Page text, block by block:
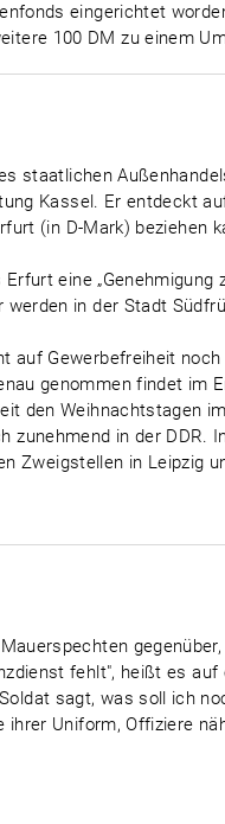
eingerichtet
100 DM zu einem
staatlichen
Kassel. Er entdeckt
(in D-Mark) beziehen
eine
in der Stadt
auf Gewerbefreiheit
genommen findet
den Weihnachtstagen
zunehmend in der
Zweigstellen in Leipzig
fehlt", heißt es auf
sagt, was soll ich
Uniform, Offiziere